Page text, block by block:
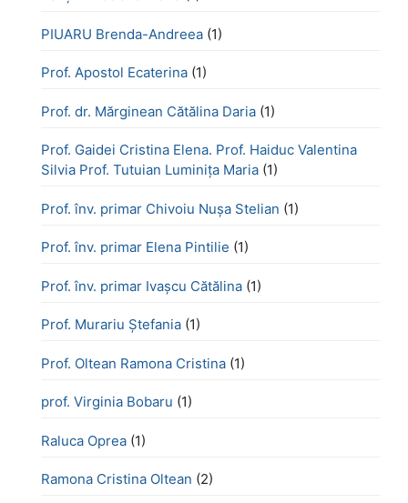
PIUARU Brenda-Andreea (1)
Prof. Apostol Ecaterina (1)
Prof. dr. Mărginean Cătălina Daria (1)
Prof. Gaidei Cristina Elena. Prof. Haiduc Valentina
Silvia Prof. Tutuian Luminița Maria (1)
Prof. înv. primar Chivoiu Nușa Stelian (1)
Prof. înv. primar Elena Pintilie (1)
Prof. înv. primar Ivașcu Cătălina (1)
Prof. Murariu Ștefania (1)
Prof. Oltean Ramona Cristina (1)
prof. Virginia Bobaru (1)
Raluca Oprea (1)
Ramona Cristina Oltean (2)